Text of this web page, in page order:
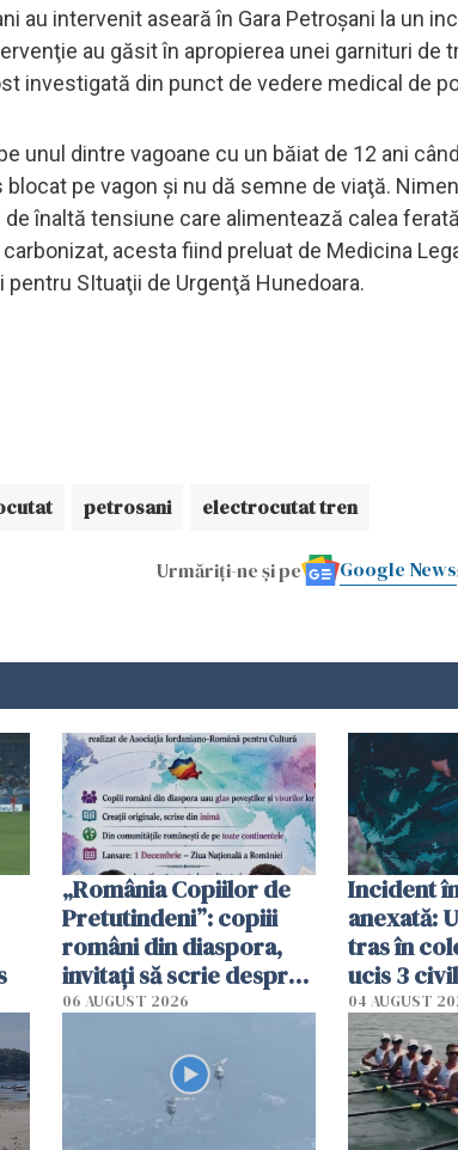
au intervenit aseară în Gara Petroșani la un
au găsit în apropierea unei garnituri de
investigată din punct de vedere medical de
unul dintre vagoane cu un băiat de 12 ani
blocat pe vagon şi nu dă semne de viaţă.
de înaltă tensiune care alimentează calea
acesta fiind preluat de Medicina
SItuaţii de Urgenţă Hunedoara.
petrosani electrocutat tren
Urmăriți-ne și pe Google News
„România Copiilor de
Pretutindeni”: copiii
români din diaspora,
invitați să scrie despre
România într-un volum
06 AUGUST 2026
Incident
anexată:
tras în
ucis 3
04 AUGUST